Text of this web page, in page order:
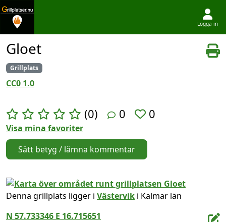
Logga in
Gloet
Grillplats
CC0 1.0
(0) 0 0
Visa mina favoriter
Sätt betyg / lämna kommentar
Denna grillplats ligger i Västervik i Kalmar län
N 57.733346 E 16.715651